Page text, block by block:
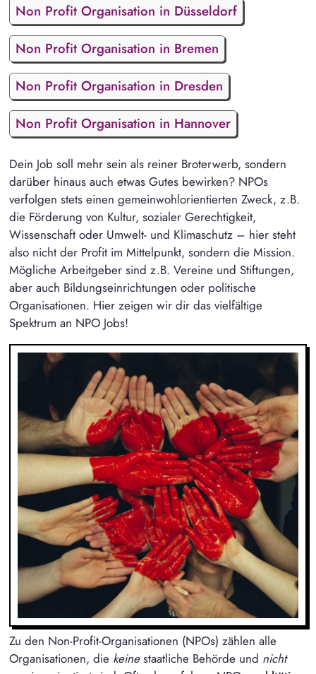
Non Profit Organisation in Düsseldorf
Non Profit Organisation in Bremen
Non Profit Organisation in Dresden
Non Profit Organisation in Hannover
Dein Job soll mehr sein als reiner Broterwerb, sondern
darüber hinaus auch etwas Gutes bewirken? NPOs
verfolgen stets einen gemeinwohlorientierten Zweck, z.B.
die Förderung von Kultur, sozialer Gerechtigkeit,
Wissenschaft oder Umwelt- und Klimaschutz – hier steht
also nicht der Profit im Mittelpunkt, sondern die Mission.
Mögliche Arbeitgeber sind z.B. Vereine und Stiftungen,
aber auch Bildungseinrichtungen oder politische
Organisationen. Hier zeigen wir dir das vielfältige
Spektrum an NPO Jobs!
Zu den Non-Profit-Organisationen (NPOs) zählen alle
Organisationen, die keinestaatliche Behörde und nicht